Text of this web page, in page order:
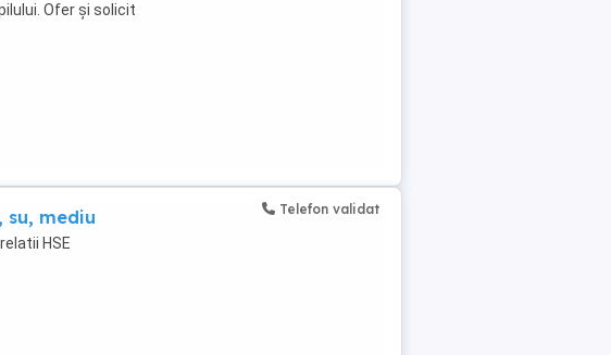
Ofer și solicit
su, mediu
HSE
Telefon validat